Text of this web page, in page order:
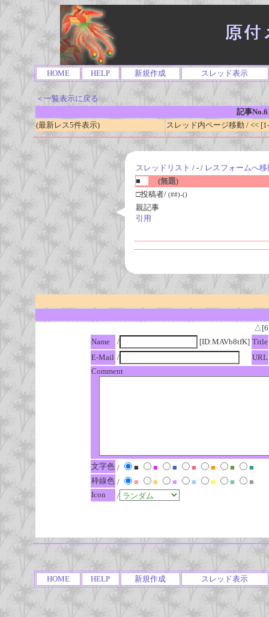
HOME HELP 新規作成 スレッド表示
＜一覧表示に戻る
記事
(最新レス5件表示)
スレッド内ページ移動 / <<
スレッドリスト / - / レスフォームへ移
■
(無題)
□投稿者/ (##)-()
親記事
引用
Name
/ [ID:MAVb8tfK] Title
E-Mail /
URL
Comment
文字色 / ■ ■ ■ ■ ■ ■
■
枠線色 / ■ ■ ■ ■ ■ ■
■
Icon
/
HOME HELP 新規作成 スレッド表示